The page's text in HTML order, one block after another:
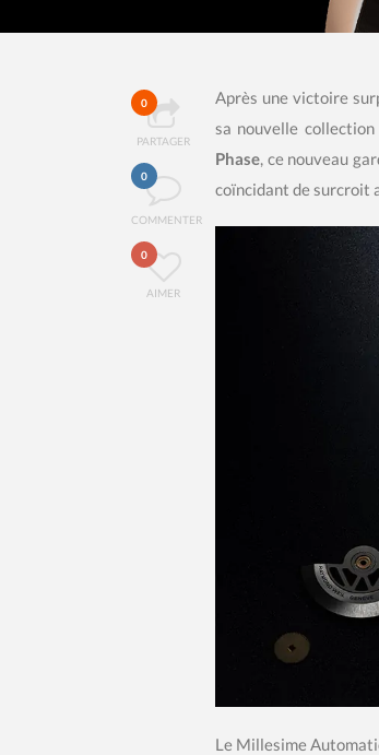
0
PARTAGER
0
COMMENTER
0
AIMER
Après une victoire
sa nouvelle
Phase, ce nouveau
coïncidant de surcroit
Le Millesime